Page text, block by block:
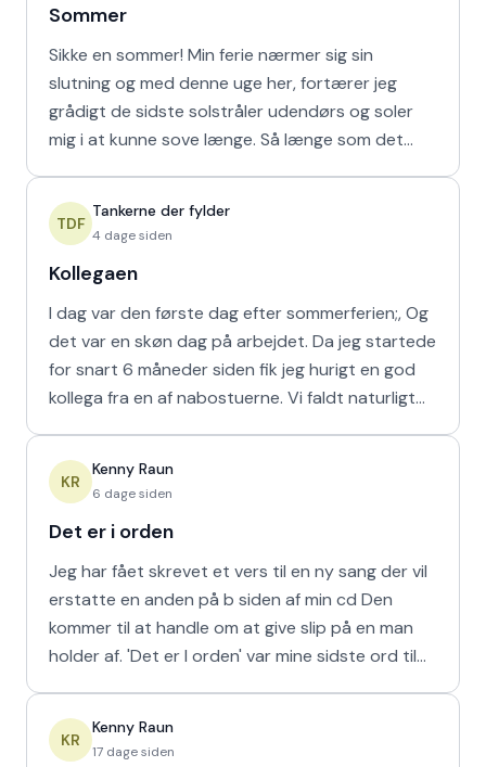
Sommer
Sikke en sommer! Min ferie nærmer sig sin
slutning og med denne uge her, fortærer jeg
grådigt de sidste solstråler udendørs og soler
mig i at kunne sove længe. Så længe som det
TDF
Tankerne der fylder
4 dage siden
Kollegaen
I dag var den første dag efter sommerferien;, Og
det var en skøn dag på arbejdet. Da jeg startede
for snart 6 måneder siden fik jeg hurigt en god
kollega fra en af nabostuerne. Vi faldt naturligt
KR
Kenny Raun
6 dage siden
Det er i orden
Jeg har fået skrevet et vers til en ny sang der vil
erstatte en anden på b siden af min cd Den
kommer til at handle om at give slip på en man
holder af. 'Det er I orden' var mine sidste ord til
KR
Kenny Raun
17 dage siden